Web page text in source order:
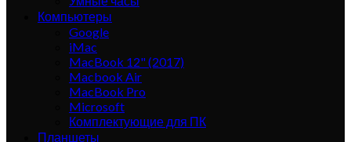
Компьютеры
Google
iMac
MacBook 12" (2017)
Macbook Air
MacBook Pro
Microsoft
Комплектующие для ПК
Планшеты